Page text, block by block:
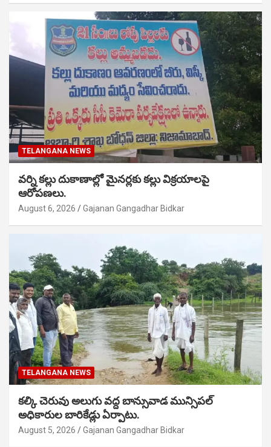
TELANGANA NEWS
వర్ని కల్లు దుకాణాల్లో మైనర్లకు కల్లు విక్రయాలపై
ఆరోపణలు.
August 6, 2026 Gajanan Gangadhar Bidkar
TELANGANA NEWS
కల్కి చెరువు అలుగు వద్ద బాన్సువాడ మున్సిపల్
అధికారుల బారికేడ్లు ఏర్పాటు.
August 5, 2026 Gajanan Gangadhar Bidkar